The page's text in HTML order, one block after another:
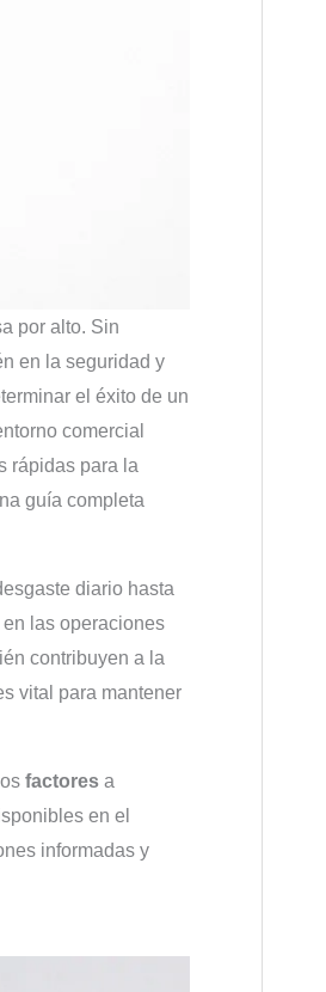
por alto. Sin
en la seguridad y
el éxito de un
comercial
rápidas para la
guía completa
diario hasta
las operaciones
contribuyen a la
vital para mantener
factores a
en el
informadas y